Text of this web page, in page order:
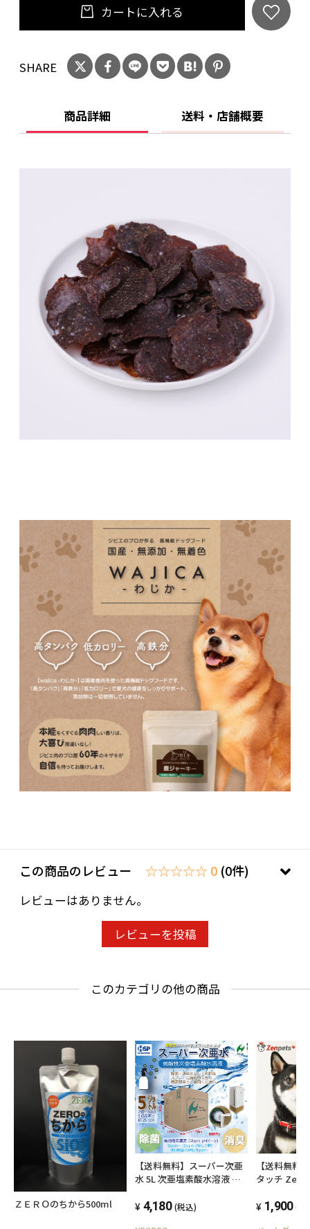
カートに入れる
SHARE
商品詳細 送料・店舗概要
この商品のレビュー ☆☆☆☆☆ 0 (0件)
レビューはありません。
レビューを投稿
このカテゴリの他の商品
ＺＥＲＯのちから500ml
【送料無料】スーパー次亜
水 5L 次亜塩素酸水溶液 除
6.0~6.5pH 安全 日本製
4,180 (税込)
【送料無料
タッチ
1,900 (税